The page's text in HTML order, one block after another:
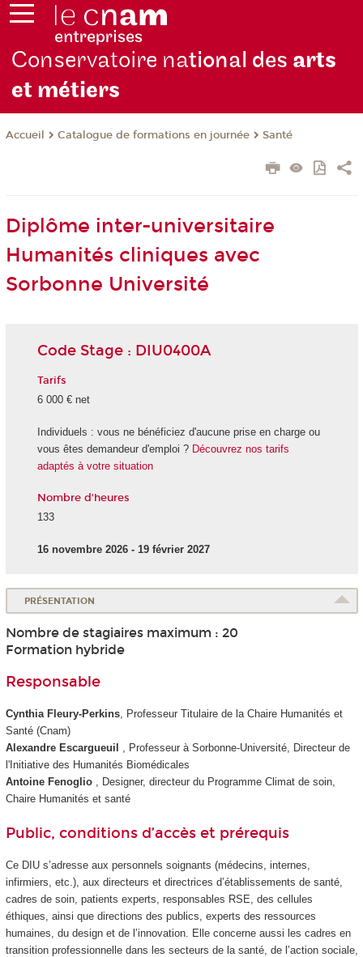
Conservatoire national des arts
et métiers
Accueil Catalogue de formations en journée Santé
Diplôme inter-universitaire
Humanités cliniques avec
Sorbonne Université
Code Stage : DIU0400A
Tarifs
6 000 € net
Individuels : vous ne bénéficiez d'aucune prise en charge ou
vous êtes demandeur d'emploi ? Découvrez nos tarifs
adaptés à votre situation
Nombre d'heures
133
16 novembre 2026 - 19 février 2027
PRÉSENTATION
Nombre de stagiaires maximum : 20
Formation hybride
Responsable
Cynthia Fleury-Perkins, Professeur Titulaire de la Chaire Humanités et
Santé (Cnam)
Alexandre Escargueuil
, Professeur à Sorbonne-Université, Directeur de
l'Initiative des Humanités Biomédicales
Antoine Fenoglio
, Designer, directeur du Programme Climat de soin,
Chaire Humanités et santé
Public, conditions d’accès et prérequis
Ce DIU s’adresse aux personnels soignants (médecins, internes,
infirmiers, etc.), aux directeurs et directrices d’établissements de santé,
cadres de soin, patients experts, responsables RSE, des cellules
éthiques, ainsi que directions des publics, experts des ressources
humaines, du design et de l’innovation. Elle concerne aussi les cadres en
transition professionnelle dans les secteurs de la santé, de l’action sociale,